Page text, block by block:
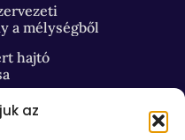
az
a mélységből
hajtó